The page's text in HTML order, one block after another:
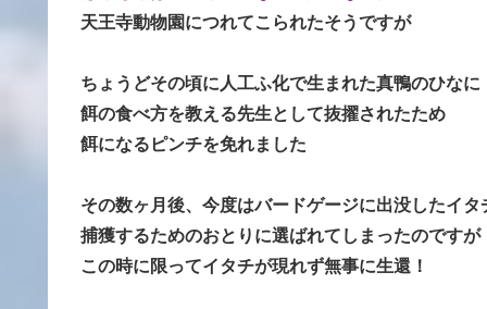
天王寺動物園につれてこられたそうですが
ちょうどその頃に人工ふ化で生まれた真鴨のひなに
餌の食べ方を教える先生として抜擢されたため
餌になるピンチを免れました
その数ヶ月後、今度はバードゲージに出没したイタ
捕獲するためのおとりに選ばれてしまったのですが
この時に限ってイタチが現れず無事に生還！